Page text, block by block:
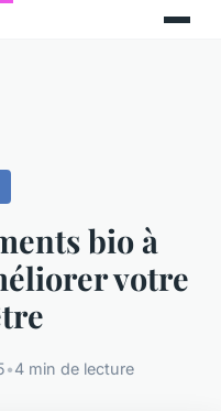
bio à
votre
•4 min de lecture